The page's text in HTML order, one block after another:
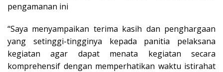
pengamanan ini
“Saya menyampaikan terima kasih dan penghargaan
yang setinggi-tingginya kepada panitia pelaksana
kegiatan agar dapat menata kegiatan secara
komprehensif dengan memperhatikan waktu istirahat